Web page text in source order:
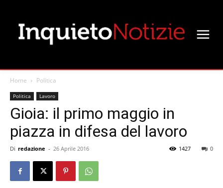
Home Politica
Politica Lavoro
Gioia: il primo maggio in
piazza in difesa del lavoro
Di redazione - 26 Aprile 2016 0
1427